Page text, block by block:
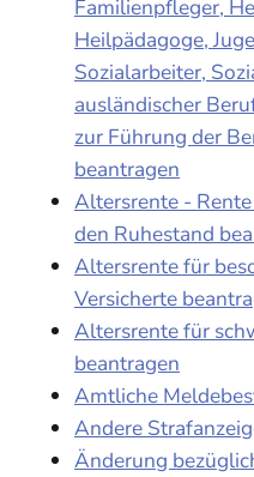
Familienpfleger,
Heilpädagoge,
Sozialarbeiter,
ausländischer
zur Führung der
beantragen
Altersrente -
den Ruhestand
Altersrente für
Versicherte
Altersrente für
beantragen
Amtliche
Andere
Änderung